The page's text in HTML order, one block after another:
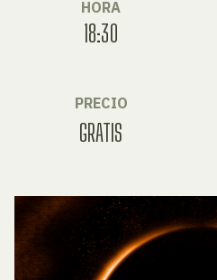
HORA
18:30
PRECIO
GRATIS